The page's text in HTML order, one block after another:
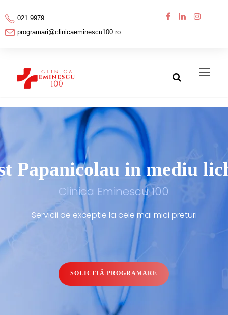
021 9979
programari@clinicaeminescu100.ro
SOLICITĂ PROGRAMARE